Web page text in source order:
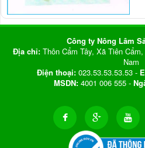
Công ty Nông Lâm
Địa chỉ:Thôn Cẩm Tây, Xã Tiên
Nam
Điện thoại: 023.53.53.53.53 -
MSDN:4001 006 555 -